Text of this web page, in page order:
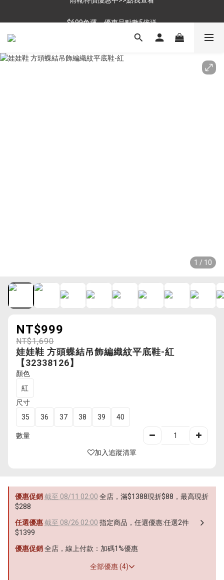
1 / 10
NT$999
NT$1,690
娃娃鞋 方頭蝶結吊飾編織紋平底鞋-紅
【32338126】
顏色
紅
尺寸
35
36 37 38 39 40
數量
加入追蹤清單
優惠促銷截至 08/11 02:00 全店，滿$1388現折$88，最高現折
$288
任選優惠截至 08/26 02:00 指定商品，任選優惠:任選2件
$1399
優惠促銷全店，線上付款：加碼1%優惠
全部優惠 (4)